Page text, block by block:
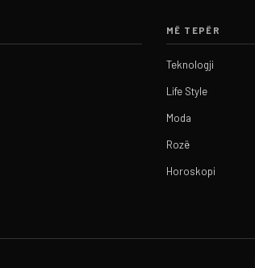
MË TEPËR
Teknologji
Life Style
Moda
Rozë
Horoskopi